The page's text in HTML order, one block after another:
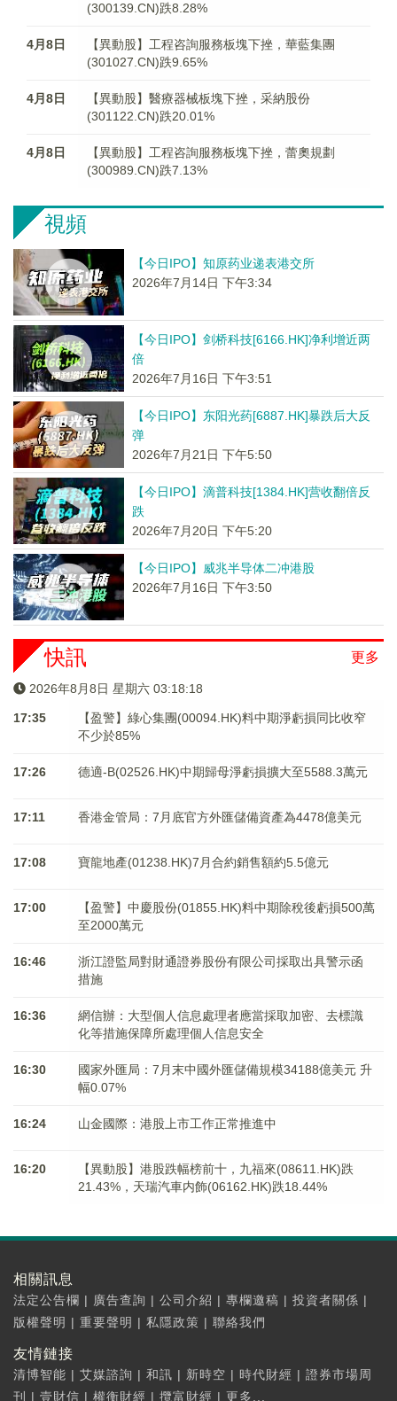
(300139.CN)跌8.28%
4月8日
【異動股】工程咨詢服務板塊下挫，華藍集團
(301027.CN)跌9.65%
4月8日
【異動股】醫療器械板塊下挫，采納股份
(301122.CN)跌20.01%
4月8日
【異動股】工程咨詢服務板塊下挫，蕾奧規劃
(300989.CN)跌7.13%
視頻
【今日IPO】知原药业递表港交所
2026年7月14日 下午3:34
【今日IPO】剑桥科技[6166.HK]净利增近两
倍
2026年7月16日 下午3:51
【今日IPO】东阳光药[6887.HK]暴跌后大反
弹
2026年7月21日 下午5:50
【今日IPO】滴普科技[1384.HK]营收翻倍反
跌
2026年7月20日 下午5:20
【今日IPO】威兆半导体二冲港股
2026年7月16日 下午3:50
更多
快訊
2026年8月8日 星期六 03:18:18
17:35
【盈警】綠心集團(00094.HK)料中期淨虧損同比收窄
不少於85%
17:26 德適-B(02526.HK)中期歸母淨虧損擴大至5588.3萬元
17:11 香港金管局：7月底官方外匯儲備資產為4478億美元
17:08 寶龍地產(01238.HK)7月合約銷售額約5.5億元
17:00
【盈警】中慶股份(01855.HK)料中期除稅後虧損500萬
至2000萬元
16:46
浙江證監局對財通證券股份有限公司採取出具警示函
措施
16:36
網信辦：大型個人信息處理者應當採取加密、去標識
化等措施保障所處理個人信息安全
16:30
國家外匯局：7月末中國外匯儲備規模34188億美元 升
幅0.07%
16:24 山金國際：港股上市工作正常推進中
16:20
【異動股】港股跌幅榜前十，九福來(08611.HK)跌
21.43%，天瑞汽車内飾(06162.HK)跌18.44%
相關訊息
法定公告欄 | 廣告查詢 | 公司介紹 | 專欄邀稿 | 投資者關係 |
版權聲明 | 重要聲明 | 私隱政策 | 聯絡我們
友情鏈接
清博智能 | 艾媒諮詢 | 和訊 | 新時空 | 時代財經 | 證券市場周
刊
| 壹財信 | 權衡財經 | 攬富財經 | 更多...